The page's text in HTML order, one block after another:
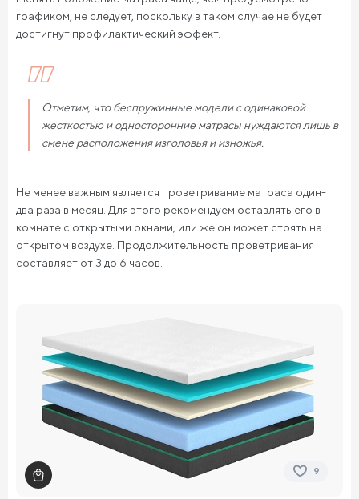
графиком, не следует, поскольку в таком случае не будет
достигнут профилактический эффект.
Отметим, что беспружинные модели с одинаковой
жесткостью и односторонние матрасы нуждаются лишь в
смене расположения изголовья и изножья.
Не менее важным является проветривание матраса один-
два раза в месяц. Для этого рекомендуем оставлять его в
комнате с открытыми окнами, или же он может стоять на
открытом воздухе. Продолжительность проветривания
составляет от 3 до 6 часов.
9